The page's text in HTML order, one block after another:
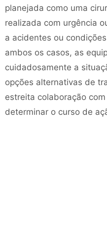
planejada como uma
realizada com urgência
a acidentes ou
ambos os casos, as
cuidadosamente a
opções alternativas de
estreita colaboração
determinar o curso de